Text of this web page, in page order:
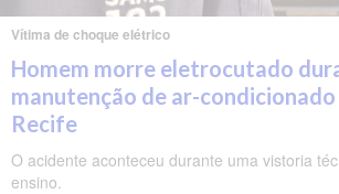
Vítima de choque elétrico
Homem morre eletrocutado
manutenção de ar-condicionado
Recife
O acidente aconteceu durante uma vistoria
ensino.